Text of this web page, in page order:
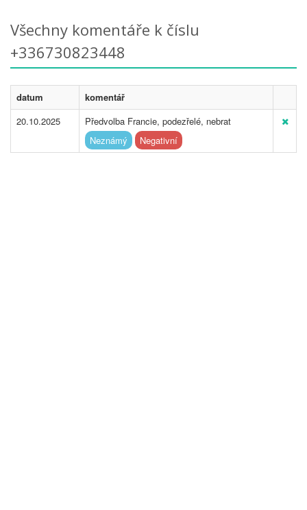
Všechny komentáře k číslu
+336730823448
datum
komentář
20.10.2025
Předvolba Francie, podezřelé, nebrat
Neznámý
Negativní